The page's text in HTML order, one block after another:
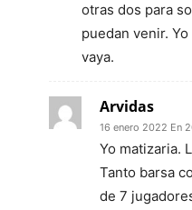
otras dos para
puedan venir.
vaya.
Arvidas
16 enero 2022 En
Yo matizaria.
Tanto barsa
de 7